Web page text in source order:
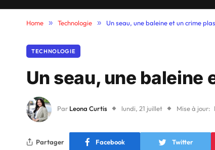
Home » Technologie » Un seau, une baleine et un crime
TECHNOLOGIE
Un seau, une baleine
Par Leona Curtis lundi, 21 juillet Mise à jour:
Partager Facebook Twitter